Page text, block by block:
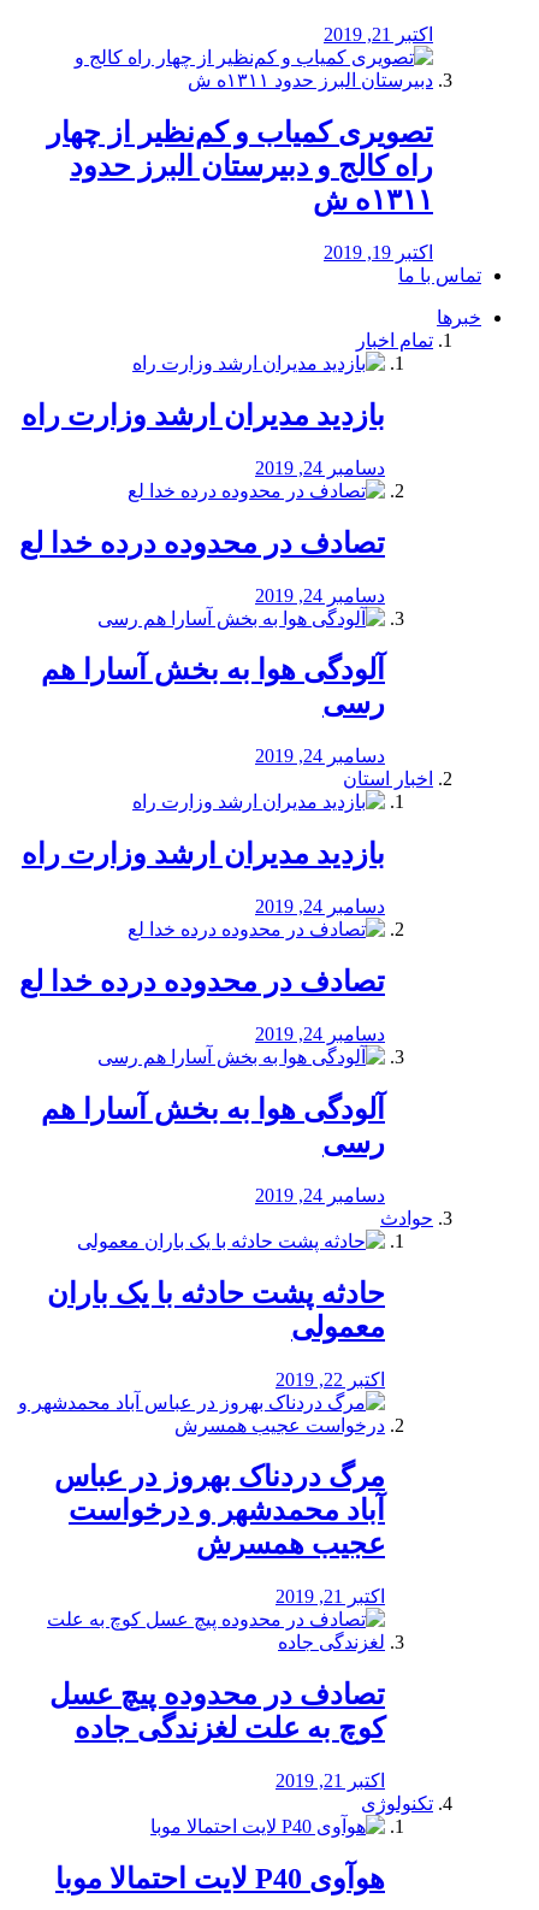
اکتبر 21, 2019
️تصویری کمیاب و کم‌نظیر از چهار
راه كالج و دبيرستان البرز حدود
۱۳۱۱ه ش
اکتبر 19, 2019
تماس با ما
خبرها
تمام اخبار
بازدید مدیران ارشد وزارت راه
دسامبر 24, 2019
تصادف در محدوده درده خدا لع
دسامبر 24, 2019
آلودگی هوا به بخش آسارا هم
رسی
دسامبر 24, 2019
اخبار استان
بازدید مدیران ارشد وزارت راه
دسامبر 24, 2019
تصادف در محدوده درده خدا لع
دسامبر 24, 2019
آلودگی هوا به بخش آسارا هم
رسی
دسامبر 24, 2019
حوادث
️حادثه پشت حادثه با یک باران
معمولی
اکتبر 22, 2019
مرگ دردناک بهروز در عباس
آباد محمدشهر و درخواست
عجیب همسرش
اکتبر 21, 2019
تصادف در محدوده پیچ عسل
کوچ به علت لغزندگی جاده
اکتبر 21, 2019
تکنولوژی
هوآوی P40 لایت احتمالا موبا